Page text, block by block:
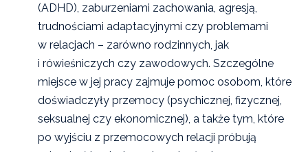
(ADHD), zaburzeniami zachowania, agresją,
trudnościami adaptacyjnymi czy problemami
w relacjach – zarówno rodzinnych, jak
i rówieśniczych czy zawodowych. Szczególne
miejsce w jej pracy zajmuje pomoc osobom, które
doświadczyły przemocy (psychicznej, fizycznej,
seksualnej czy ekonomicznej), a także tym, które
po wyjściu z przemocowych relacji próbują